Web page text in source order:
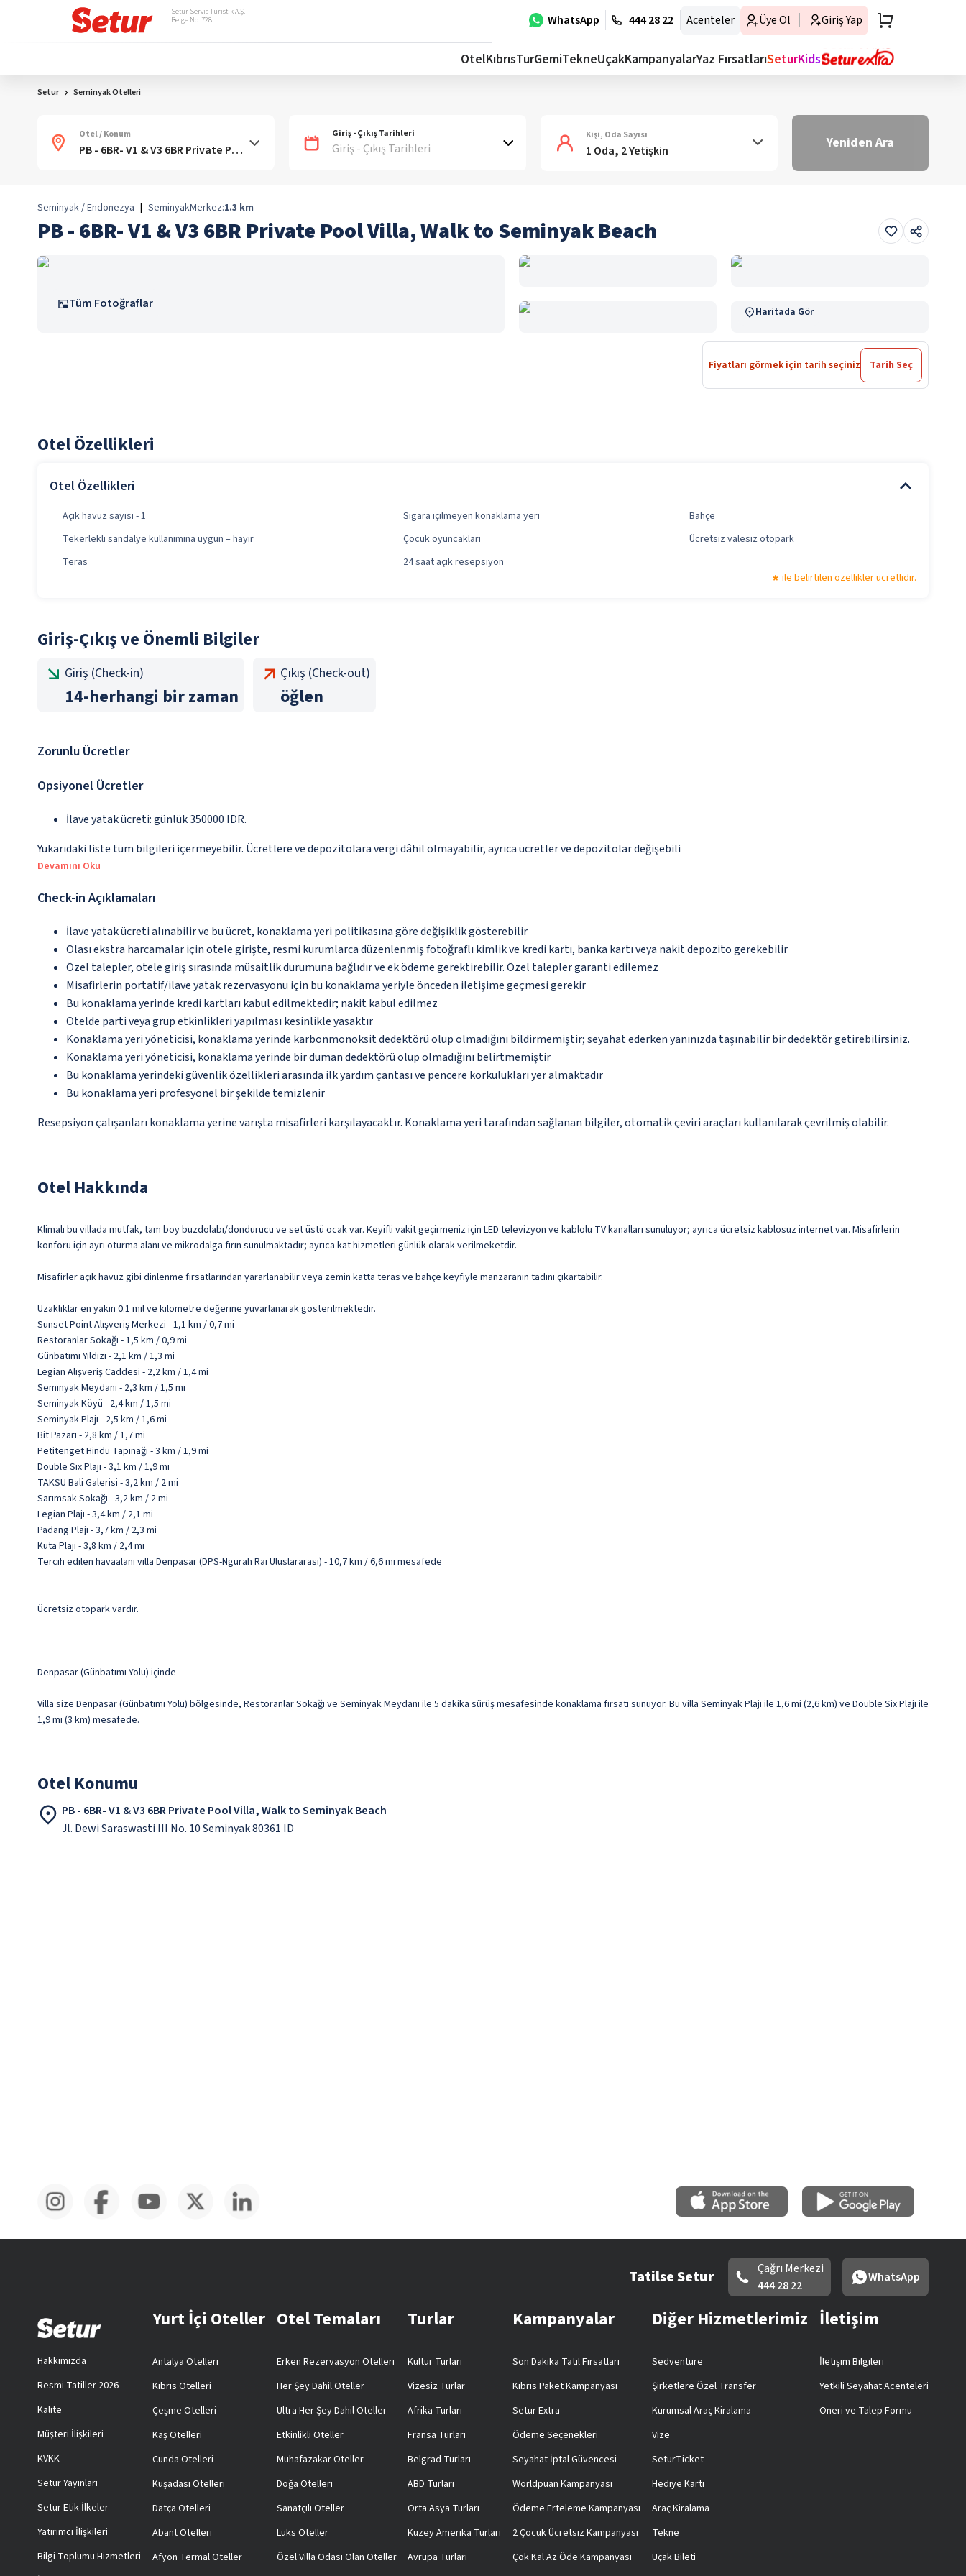
WhatsApp 444 28 22 Acenteler Üye Ol Giriş Yap
Setur Servis Turistik A.Ş.
Belge No: 728
OtelKıbrısTurGemiTekneUçakKampanyalarYaz FırsatlarıSeturKids
Setur Seminyak Otelleri
Otel / Konum Giriş - Çıkış Tarihleri
Giriş - Çıkış Tarihleri
Kişi, Oda Sayısı
1 Oda, 2 Yetişkin Yeniden Ara
Seminyak / Endonezya | SeminyakMerkez:1.3 km
PB - 6BR- V1 & V3 6BR Private Pool Villa, Walk to Seminyak Beach
Tüm Fotoğraflar
Haritada Gör
Fiyatları görmek için tarih seçiniz Tarih Seç
Otel Özellikleri
Otel Özellikleri
Açık havuz sayısı - 1 Sigara içilmeyen konaklama yeri
Bahçe
Tekerlekli sandalye kullanımına uygun – hayır
Çocuk oyuncakları
Ücretsiz valesiz otopark
Teras
24 saat açık resepsiyon
ile belirtilen özellikler ücretlidir.
Giriş-Çıkış ve Önemli Bilgiler
Giriş (Check-in)
14-herhangi bir zaman
Çıkış (Check-out)
öğlen
Zorunlu Ücretler
Opsiyonel Ücretler
İlave yatak ücreti: günlük 350000 IDR.
Yukarıdaki liste tüm bilgileri içermeyebilir. Ücretlere ve depozitolara vergi dâhil olmayabilir, ayrıca ücretler ve depozitolar değişebili
Devamını Oku
Check-in Açıklamaları
İlave yatak ücreti alınabilir ve bu ücret, konaklama yeri politikasına göre değişiklik gösterebilir
Olası ekstra harcamalar için otele girişte, resmi kurumlarca düzenlenmiş fotoğraflı kimlik ve kredi kartı, banka kartı veya nakit depozito gerekebilir
Özel talepler, otele giriş sırasında müsaitlik durumuna bağlıdır ve ek ödeme gerektirebilir. Özel talepler garanti edilemez
Misafirlerin portatif/ilave yatak rezervasyonu için bu konaklama yeriyle önceden iletişime geçmesi gerekir
Bu konaklama yerinde kredi kartları kabul edilmektedir; nakit kabul edilmez
Otelde parti veya grup etkinlikleri yapılması kesinlikle yasaktır
Konaklama yeri yöneticisi, konaklama yerinde karbonmonoksit dedektörü olup olmadığını bildirmemiştir; seyahat ederken yanınızda taşınabilir bir dedektör getirebilirsiniz.
Konaklama yeri yöneticisi, konaklama yerinde bir duman dedektörü olup olmadığını belirtmemiştir
Bu konaklama yerindeki güvenlik özellikleri arasında ilk yardım çantası ve pencere korkulukları yer almaktadır
Bu konaklama yeri profesyonel bir şekilde temizlenir
Resepsiyon çalışanları konaklama yerine varışta misafirleri karşılayacaktır. Konaklama yeri tarafından sağlanan bilgiler, otomatik çeviri araçları kullanılarak çevrilmiş olabilir.
Otel Hakkında
Klimalı bu villada mutfak, tam boy buzdolabı/dondurucu ve set üstü ocak var. Keyifli vakit geçirmeniz için LED televizyon ve kablolu TV kanalları sunuluyor; ayrıca ücretsiz kablosuz internet var. Misafirlerin
konforu için ayrı oturma alanı ve mikrodalga fırın sunulmaktadır; ayrıca kat hizmetleri günlük olarak verilmeketdir.
Misafirler açık havuz gibi dinlenme fırsatlarından yararlanabilir veya zemin katta teras ve bahçe keyfiyle manzaranın tadını çıkartabilir.
Uzaklıklar en yakın 0.1 mil ve kilometre değerine yuvarlanarak gösterilmektedir.
Sunset Point Alışveriş Merkezi - 1,1 km / 0,7 mi
Restoranlar Sokağı - 1,5 km / 0,9 mi
Günbatımı Yıldızı - 2,1 km / 1,3 mi
Legian Alışveriş Caddesi - 2,2 km / 1,4 mi
Seminyak Meydanı - 2,3 km / 1,5 mi
Seminyak Köyü - 2,4 km / 1,5 mi
Seminyak Plajı - 2,5 km / 1,6 mi
Bit Pazarı - 2,8 km / 1,7 mi
Petitenget Hindu Tapınağı - 3 km / 1,9 mi
Double Six Plajı - 3,1 km / 1,9 mi
TAKSU Bali Galerisi - 3,2 km / 2 mi
Sarımsak Sokağı - 3,2 km / 2 mi
Legian Plajı - 3,4 km / 2,1 mi
Padang Plajı - 3,7 km / 2,3 mi
Kuta Plajı - 3,8 km / 2,4 mi
Tercih edilen havaalanı villa Denpasar (DPS-Ngurah Rai Uluslararası) - 10,7 km / 6,6 mi mesafede
Ücretsiz otopark vardır.
Denpasar (Günbatımı Yolu) içinde
Villa size Denpasar (Günbatımı Yolu) bölgesinde, Restoranlar Sokağı ve Seminyak Meydanı ile 5 dakika sürüş mesafesinde konaklama fırsatı sunuyor. Bu villa Seminyak Plajı ile 1,6 mi (2,6 km) ve Double Six Plajı ile
1,9 mi (3 km) mesafede.
Otel Konumu
PB - 6BR- V1 & V3 6BR Private Pool Villa, Walk to Seminyak Beach
Jl. Dewi Saraswasti III No. 10 Seminyak 80361 ID
Tatilse Setur
Çağrı Merkezi
444 28 22
WhatsApp
Hakkımızda
Resmi Tatiller 2026
Kalite
Müşteri İlişkileri
KVKK
Setur Yayınları
Setur Etik İlkeler
Yatırımcı İlişkileri
Bilgi Toplumu Hizmetleri
Yurt İçi Oteller
Antalya Otelleri
Kıbrıs Otelleri
Çeşme Otelleri
Kaş Otelleri
Cunda Otelleri
Kuşadası Otelleri
Datça Otelleri
Abant Otelleri
Afyon Termal Oteller
Otel Temaları
Erken Rezervasyon Otelleri
Her Şey Dahil Oteller
Ultra Her Şey Dahil Oteller
Etkinlikli Oteller
Muhafazakar Oteller
Doğa Otelleri
Sanatçılı Oteller
Lüks Oteller
Özel Villa Odası Olan Oteller
Turlar
Kültür Turları
Vizesiz Turlar
Afrika Turları
Fransa Turları
Belgrad Turları
ABD Turları
Orta Asya Turları
Kuzey Amerika Turları
Avrupa Turları
Kampanyalar
Son Dakika Tatil Fırsatları
Kıbrıs Paket Kampanyası
Setur Extra
Ödeme Seçenekleri
Seyahat İptal Güvencesi
Worldpuan Kampanyası
Ödeme Erteleme Kampanyası
2 Çocuk Ücretsiz Kampanyası
Çok Kal Az Öde Kampanyası
Diğer Hizmetlerimiz
Sedventure
Şirketlere Özel Transfer
Kurumsal Araç Kiralama
Vize
SeturTicket
Hediye Kartı
Araç Kiralama
Tekne
Uçak Bileti
İletişim
İletişim Bilgileri
Yetkili Seyahat Acenteleri
Öneri ve Talep Formu